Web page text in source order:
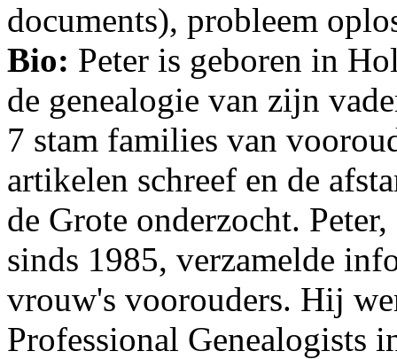
documents), probleem
Bio: Peter is geboren in
de genealogie van zijn
7 stam families van
artikelen schreef en de
de Grote onderzocht.
sinds 1985, verzamelde
vrouw's voorouders. Hij
Professional Genealogists